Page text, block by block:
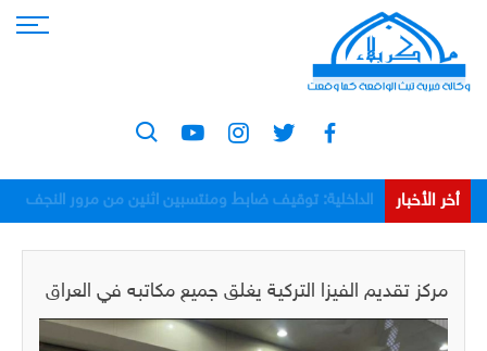
أخر الأخبار
الداخلية: توقيف ضابط ومنتسبين اثنين من مرور النجف
مركز تقديم الفيزا التركية يغلق جميع مكاتبه في العراق